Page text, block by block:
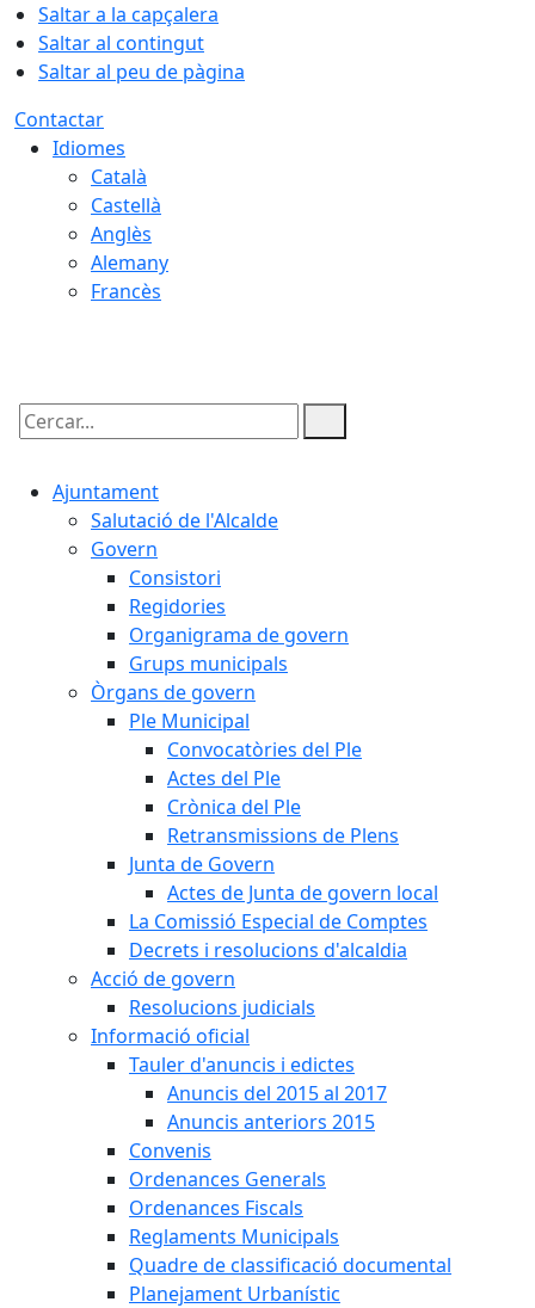
Saltar a la capçalera
Saltar al contingut
Saltar al peu de pàgina
Contactar
Idiomes
Català
Castellà
Anglès
Alemany
Francès
Cercar:
Ajuntament
Salutació de l'Alcalde
Govern
Consistori
Regidories
Organigrama de govern
Grups municipals
Òrgans de govern
Ple Municipal
Convocatòries del Ple
Actes del Ple
Crònica del Ple
Retransmissions de Plens
Junta de Govern
Actes de Junta de govern local
La Comissió Especial de Comptes
Decrets i resolucions d'alcaldia
Acció de govern
Resolucions judicials
Informació oficial
Tauler d'anuncis i edictes
Anuncis del 2015 al 2017
Anuncis anteriors 2015
Convenis
Ordenances Generals
Ordenances Fiscals
Reglaments Municipals
Quadre de classificació documental
Planejament Urbanístic